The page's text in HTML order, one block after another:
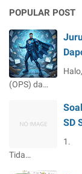
POPULAR POST
(OPS) da…
SD
1.
Tida…